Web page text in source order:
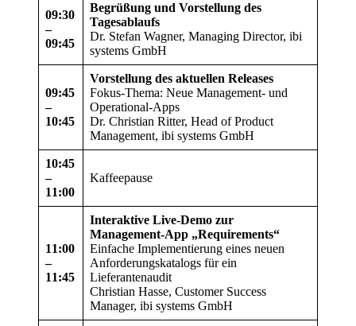
09:30
–
09:45
Begrüßung und Vorstellung des
Tagesablaufs
Dr. Stefan Wagner, Managing Director, ibi
systems GmbH
09:45
–
10:45
Vorstellung des aktuellen Releases
Fokus-Thema: Neue Management- und
Operational-Apps
Dr. Christian Ritter, Head of Product
Management, ibi systems GmbH
10:45
–
11:00
Kaffeepause
11:00
–
11:45
Interaktive Live-Demo zur
Management-App „Requirements“
Einfache Implementierung eines neuen
Anforderungskatalogs für ein
Lieferantenaudit
Christian Hasse, Customer Success
Manager, ibi systems GmbH